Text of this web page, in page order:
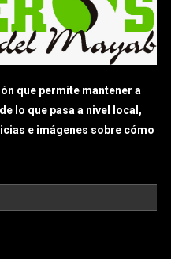
que permite mantener a
lo que pasa a nivel local,
e imágenes sobre cómo